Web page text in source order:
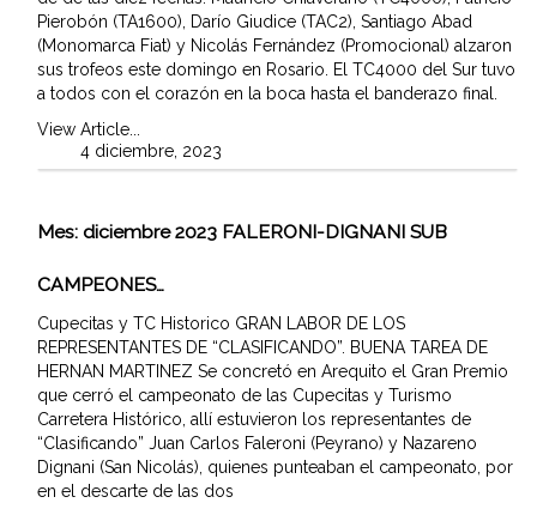
Pierobón (TA1600), Darío Giudice (TAC2), Santiago Abad
(Monomarca Fiat) y Nicolás Fernández (Promocional) alzaron
sus trofeos este domingo en Rosario. El TC4000 del Sur tuvo
a todos con el corazón en la boca hasta el banderazo final.
View Article...
4 diciembre, 2023
Mes: diciembre 2023 FALERONI-DIGNANI SUB
CAMPEONES…
Cupecitas y TC Historico GRAN LABOR DE LOS
REPRESENTANTES DE “CLASIFICANDO”. BUENA TAREA DE
HERNAN MARTINEZ Se concretó en Arequito el Gran Premio
que cerró el campeonato de las Cupecitas y Turismo
Carretera Histórico, allí estuvieron los representantes de
“Clasificando” Juan Carlos Faleroni (Peyrano) y Nazareno
Dignani (San Nicolás), quienes punteaban el campeonato, por
en el descarte de las dos